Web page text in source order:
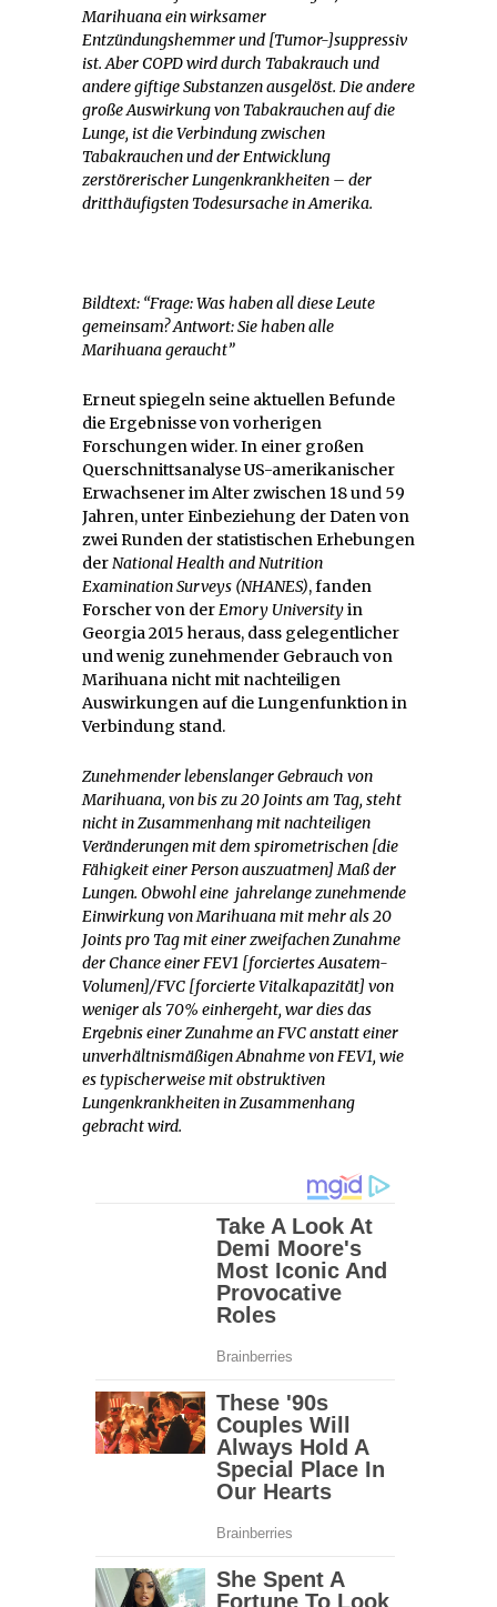
Marihuana ein wirksamer
Entzündungshemmer und [Tumor-]suppressiv
ist. Aber COPD wird durch Tabakrauch und
andere giftige Substanzen ausgelöst. Die andere
große Auswirkung von Tabakrauchen auf die
Lunge, ist die Verbindung zwischen
Tabakrauchen und der Entwicklung
zerstörerischer Lungenkrankheiten – der
dritthäufigsten Todesursache in Amerika.
Bildtext: “Frage: Was haben all diese Leute
gemeinsam? Antwort: Sie haben alle
Marihuana geraucht”
Erneut spiegeln seine aktuellen Befunde
die Ergebnisse von vorherigen
Forschungen wider. In einer großen
Querschnittsanalyse US-amerikanischer
Erwachsener im Alter zwischen 18 und 59
Jahren, unter Einbeziehung der Daten von
zwei Runden der statistischen Erhebungen
derNational Health and Nutrition
Examination Surveys (NHANES), fanden
Forscher von derEmory Universityin
Georgia 2015 heraus, dass gelegentlicher
und wenig zunehmender Gebrauch von
Marihuana nicht mit nachteiligen
Auswirkungen auf die Lungenfunktion in
Verbindung stand.
Zunehmender lebenslanger Gebrauch von
Marihuana, von bis zu 20 Joints am Tag, steht
nicht in Zusammenhang mit nachteiligen
Veränderungen mit dem spirometrischen [die
Fähigkeit einer Person auszuatmen] Maß der
Lungen. Obwohl eine jahrelange zunehmende
Einwirkung von Marihuana mit mehr als 20
Joints pro Tag mit einer zweifachen Zunahme
der Chance einer FEV1 [forciertes Ausatem-
Volumen]/FVC [forcierte Vitalkapazität] von
weniger als 70% einhergeht, war dies das
Ergebnis einer Zunahme an FVC anstatt einer
unverhältnismäßigen Abnahme von FEV1, wie
es typischerweise mit obstruktiven
Lungenkrankheiten in Zusammenhang
gebracht wird.